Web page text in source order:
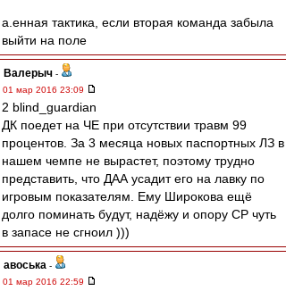
а.енная тактика, если вторая команда забыла
выйти на поле
Валерыч -
01 мар 2016 23:09
2 blind_guardian
ДК поедет на ЧЕ при отсутствии травм 99
процентов. За 3 месяца новых паспортных ЛЗ в
нашем чемпе не вырастет, поэтому трудно
представить, что ДАА усадит его на лавку по
игровым показателям. Ему Широкова ещё
долго поминать будут, надёжу и опору СР чуть
в запасе не сгноил )))
авоська -
01 мар 2016 22:59